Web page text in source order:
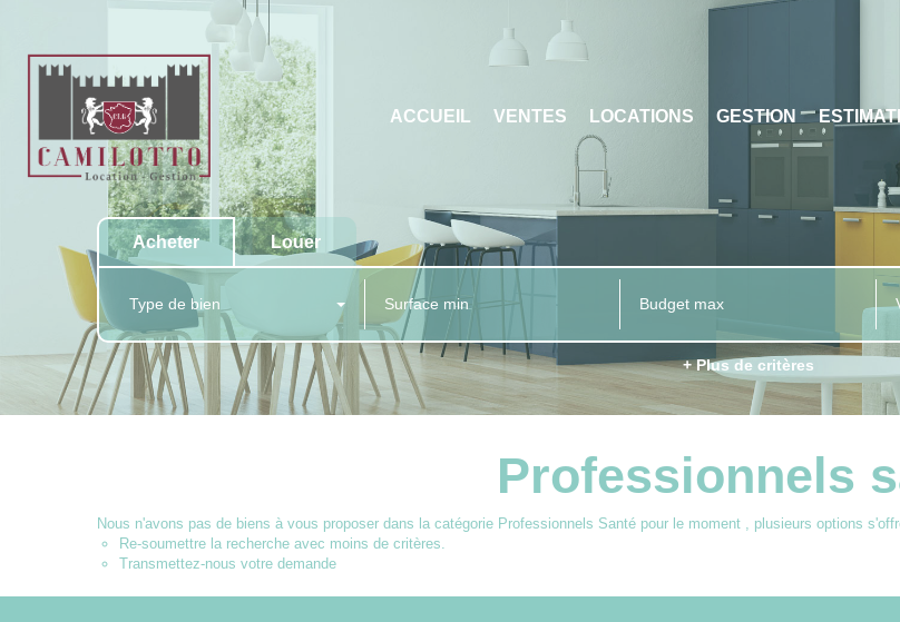
ACCUEIL VENTES LOCATIONS GESTION
Acheter Louer
Type de bien
+ Plus de critères
Professionnels
Nous n'avons pas de biens à vous proposer dans la catégorie Professionnels Santé pour le moment , plusieurs options
Re-soumettre la recherche avec moins de critères.
Transmettez-nous votre demande